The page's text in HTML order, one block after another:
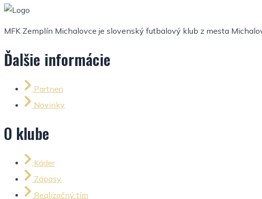
MFK Zemplín Michalovce je slovenský futbalový klub z mesta
Ďalšie informácie
Partneri
Novinky
O klube
Káder
Zápasy
Realizačný tím